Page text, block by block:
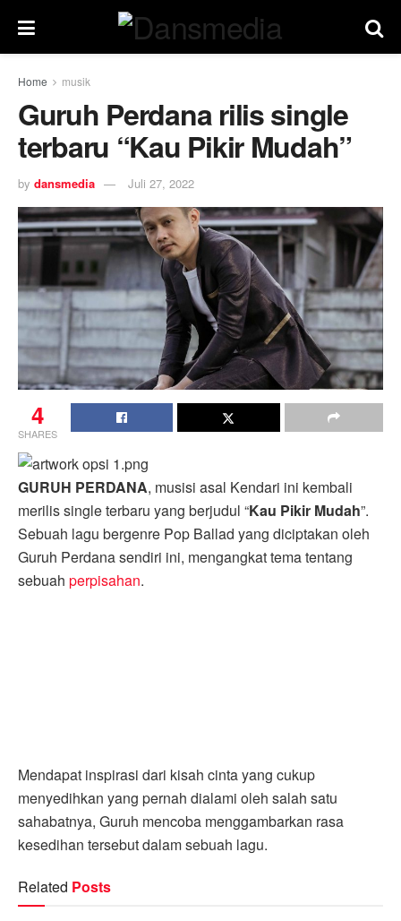
Home musik
Guruh Perdana rilis single
terbaru “Kau Pikir Mudah”
by dansmedia Juli 27, 2022
4
SHARES
GURUH PERDANA, musisi asal Kendari ini kembali
merilis single terbaru yang berjudul “Kau Pikir Mudah”.
Sebuah lagu bergenre Pop Ballad yang diciptakan oleh
Guruh Perdana sendiri ini, mengangkat tema tentang
sebuah perpisahan.
Mendapat inspirasi dari kisah cinta yang cukup
menyedihkan yang pernah dialami oleh salah satu
sahabatnya, Guruh mencoba menggambarkan rasa
kesedihan tersebut dalam sebuah lagu.
Related Posts